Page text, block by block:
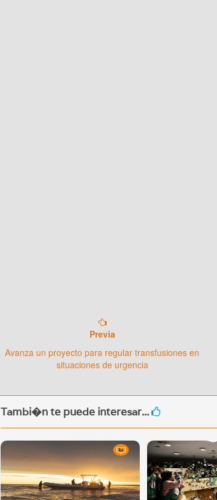
Previa
Avanza un proyecto para regular transfusiones en
situaciones de urgencia
Tambi�n te puede interesar...